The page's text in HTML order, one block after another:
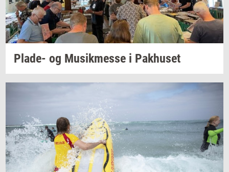
Plade-​ og Mu­sik­mes­se i Pak­hu­set